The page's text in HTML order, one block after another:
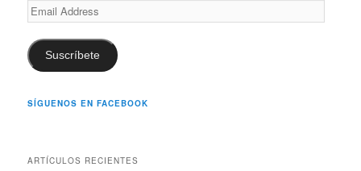
Email
Address
Suscríbete
SÍGUENOS EN FACEBOOK
ARTÍCULOS RECIENTES